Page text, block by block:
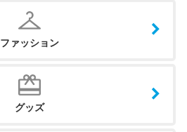
ファッション
グッズ